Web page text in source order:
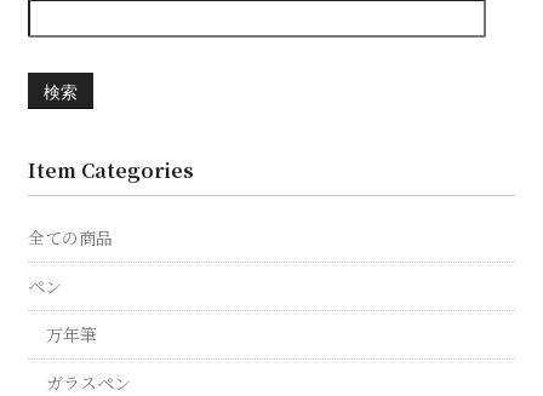
検索
Item Categories
全ての商品
ペン
万年筆
ガラスペン